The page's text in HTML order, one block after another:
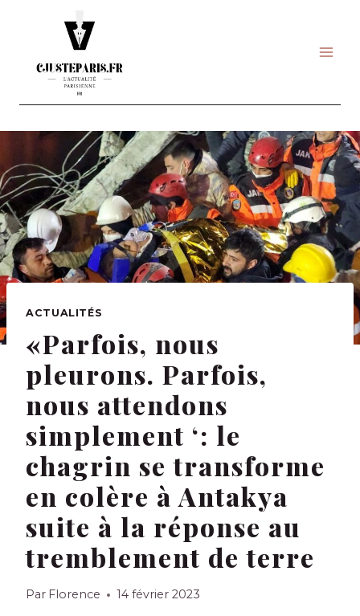
ACTUALITÉS
«Parfois, nous
pleurons. Parfois,
nous attendons
simplement ‘: le
chagrin se transforme
en colère à Antakya
suite à la réponse au
tremblement de terre
Par Florence 14 février 2023